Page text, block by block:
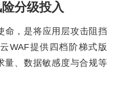
分级投入
命，是将应用层攻击阻挡
WAF提供四档阶梯式版
量、数据敏感度与合规等